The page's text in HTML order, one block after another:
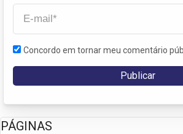
Concordo em tornar meu comentário
PÁGINAS